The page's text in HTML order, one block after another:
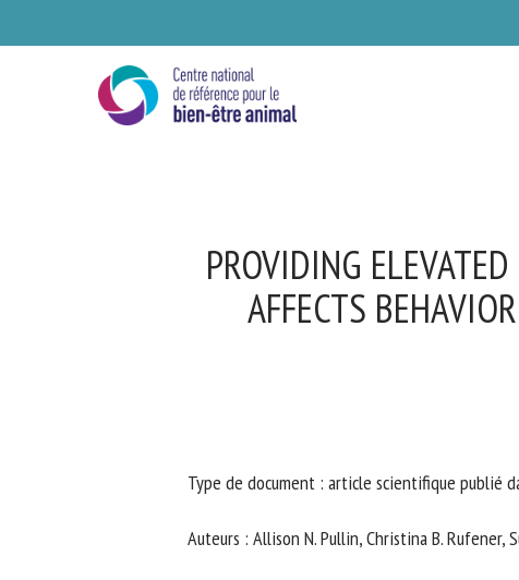
PROVIDING
AFFECTS
Type de document : article scientifique publié
Auteurs : Allison N. Pullin, Christina B. Rufener,